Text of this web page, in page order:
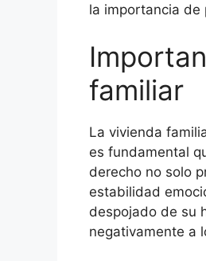
la importancia de
familiar
La vivienda
es fundamental
derecho no solo
estabilidad
despojado de su
negativamente a